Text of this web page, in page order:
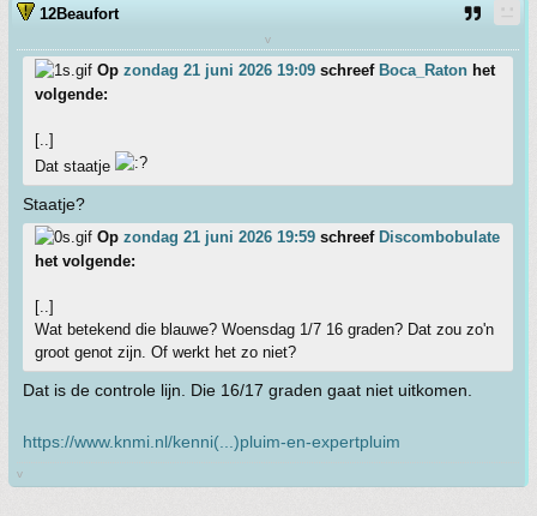
12Beaufort
v
Op zondag 21 juni 2026 19:09 schreef Boca_Raton het
volgende:
[..]
Dat staatje
Staatje?
Op zondag 21 juni 2026 19:59 schreef Discombobulate
het volgende:
[..]
Wat betekend die blauwe? Woensdag 1/7 16 graden? Dat zou zo'n
groot genot zijn. Of werkt het zo niet?
Dat is de controle lijn. Die 16/17 graden gaat niet uitkomen.
https://www.knmi.nl/kenni(...)pluim-en-expertpluim
v